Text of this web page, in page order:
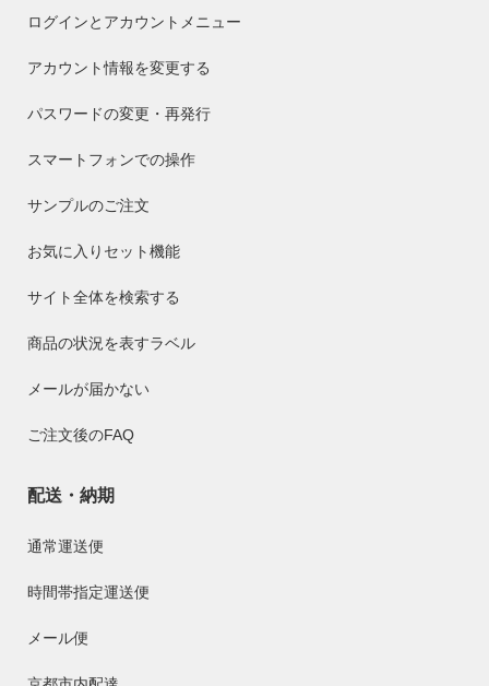
ログインとアカウントメニュー
アカウント情報を変更する
パスワードの変更・再発行
スマートフォンでの操作
サンプルのご注文
お気に入りセット機能
サイト全体を検索する
商品の状況を表すラベル
メールが届かない
ご注文後のFAQ
配送・納期
通常運送便
時間帯指定運送便
メール便